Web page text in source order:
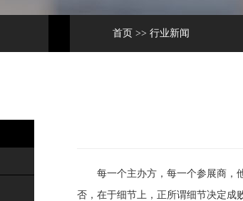
首页 >> 行业新闻
每一个主办方，每一个参展商，他
否，在于细节上，正所谓细节决定成